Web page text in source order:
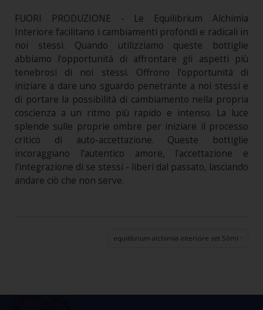
FUORI PRODUZIONE - Le Equilibrium Alchimia
Interiore facilitano i cambiamenti profondi e radicali in
noi stessi. Quando utilizziamo queste bottiglie
abbiamo l'opportunità di affrontare gli aspetti più
tenebrosi di noi stessi. Offrono l'opportunità di
iniziare a dare uno sguardo penetrante a noi stessi e
di portare la possibilità di cambiamento nella propria
coscienza a un ritmo più rapido e intenso. La luce
splende sulle proprie ombre per iniziare il processo
critico di auto-accettazione. Queste bottiglie
incoraggiano l'autentico amore, l'accettazione e
l'integrazione di se stessi - liberi dal passato, lasciando
andare ciò che non serve.
equilibrium alchimia interiore set 50ml